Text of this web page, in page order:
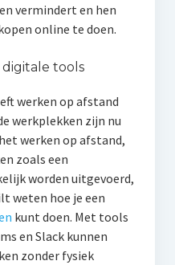
vermindert en hen
online te doen.
tools
werken op afstand
werkplekken zijn nu
werken op afstand,
zoals een
worden uitgevoerd,
weten hoe je een
kunt doen. Met tools
en Slack kunnen
zonder fysiek